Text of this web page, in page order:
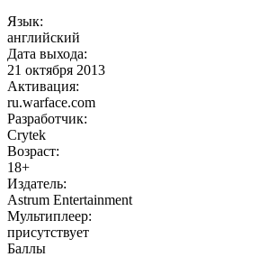
Язык:
английский
Дата выхода:
21 октября 2013
Активация:
ru.warface.com
Разработчик:
Crytek
Возраст:
18+
Издатель:
Astrum Entertainment
Мультиплеер:
присутствует
Баллы